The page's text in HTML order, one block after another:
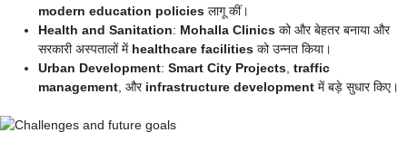
modern education policies लागू कीं।
Health and Sanitation: Mohalla Clinics को और बेहतर बनाया और
सरकारी अस्पतालों में healthcare facilities को उन्नत किया।
Urban Development: Smart City Projects traffic
management , और infrastructure development में बड़े सुधार किए।